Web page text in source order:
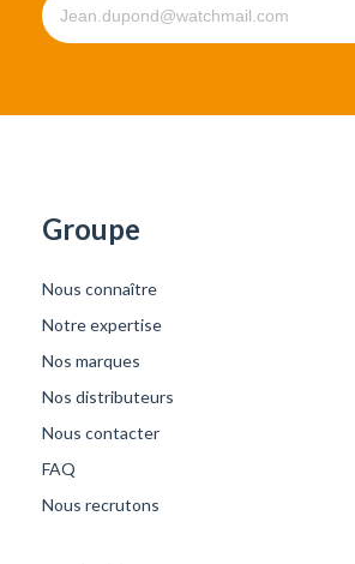
Groupe
Nous connaître
Notre expertise
Nos marques
Nos distributeurs
Nous contacter
FAQ
Nous recrutons